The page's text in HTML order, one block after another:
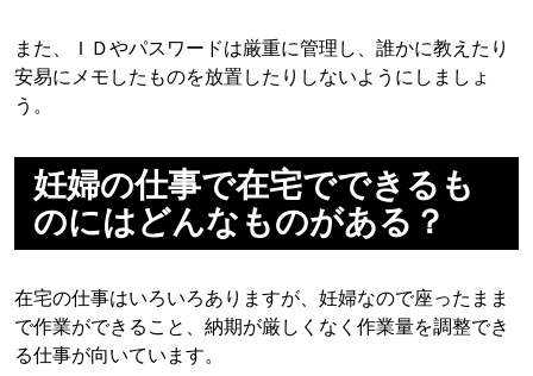
また、ＩＤやパスワードは厳重に管理し、誰かに教えたり
安易にメモしたものを放置したりしないようにしましょ
う。
妊婦の仕事で在宅でできるも
のにはどんなものがある？
在宅の仕事はいろいろありますが、妊婦なので座ったまま
で作業ができること、納期が厳しくなく作業量を調整でき
る仕事が向いています。